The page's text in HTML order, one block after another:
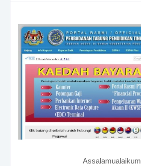
Assalamualaikum